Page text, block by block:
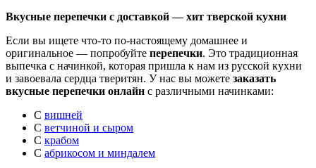
Вкусные перепечки с доставкой — хит тверской кухни
Если вы ищете что-то по-настоящему домашнее и
оригинальное — попробуйте перепечки. Это традиционная
выпечка с начинкой, которая пришла к нам из русской кухни
и завоевала сердца тверитян. У нас вы можете заказать
вкусные перепечки онлайн с различными начинками:
С вишней
С ветчиной и сыром
С крабом
С абрикосом и миндалем